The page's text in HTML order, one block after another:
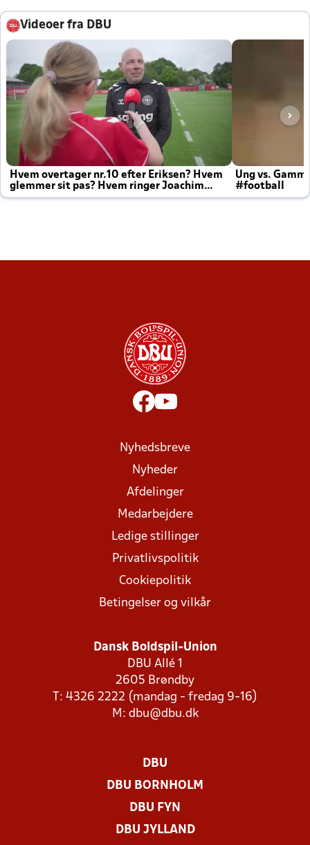
Videoer fra DBU
Hvem overtager nr.10 efter Eriksen? Hvem
glemmer sit pas? Hvem ringer Joachim
altid til efter kampe?
Ung vs.
#football
Nyhedsbreve
Nyheder
Afdelinger
Medarbejdere
Ledige stillinger
Privatlivspolitik
Cookiepolitik
Betingelser og vilkår
Dansk Boldspil-Union
DBU Allé 1
2605 Brøndby
T: 4326 2222 (mandag - fredag 9-16)
M: dbu@dbu.dk
DBU
DBU BORNHOLM
DBU FYN
DBU JYLLAND